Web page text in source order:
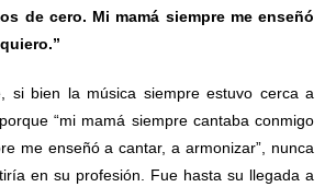
de cero. Mi mamá siempre me enseñó
si bien la música siempre estuvo cerca a
“mi mamá siempre cantaba conmigo
me enseñó a cantar, a armonizar”, nunca
en su profesión. Fue hasta su llegada a